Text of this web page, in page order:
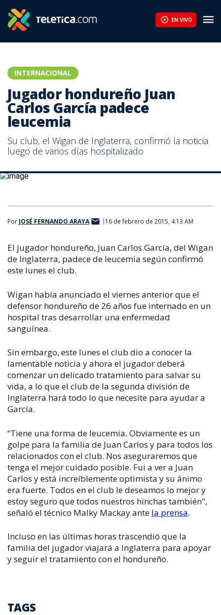
EN VIVO
INTERNACIONAL
Jugador hondureño Juan
Carlos García padece
leucemia
Su club, el Wigan de Inglaterra, confirmó la noticia
luego de varios días hospitalizado
El Wigan anunció que Juan Carlos García padece leucemia.
Por JOSÉ FERNANDO ARAYA 16 de febrero de 2015, 4:13 AM
El jugador hondureño, Juan Carlos García, del Wigan
de Inglaterra, padece de leucemia según confirmó
este lunes el club.
Wigan había anunciado el viernes anterior que el
defensor hondureño de 26 años fue internado en un
hospital tras desarrollar una enfermedad
sanguínea.
Sin embargo, este lunes el club dio a conocer la
lamentable noticia y ahora el jugador deberá
comenzar un delicado tratamiento para salvar su
vida, a lo que el club de la segunda división de
Inglaterra hará todo lo que necesite para ayudar a
García.
“Tiene una forma de leucemia. Obviamente es un
golpe para la familia de Juan Carlos y para todos los
relacionados con el club. Nos aseguraremos que
tenga el mejor cuidado posible. Fui a ver a Juan
Carlos y está increíblemente optimista y su ánimo
era fuerte. Todos en el club le deseamos lo mejor y
estoy seguro que todos nuestros hinchas también",
señaló el técnico Malky Mackay ante la prensa.
Incluso en las últimas horas trascendió que la
familia del jugador viajará a Inglaterra para apoyar
y seguir el tratamiento con el hondureño.
TAGS